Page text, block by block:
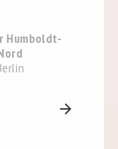
Humboldt-
arrow_forward